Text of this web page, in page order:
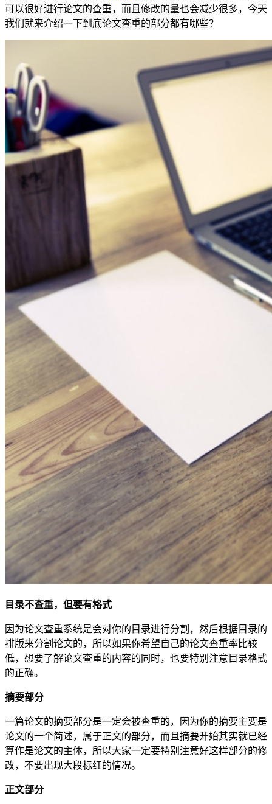
可以很好进行论文的查重，而且修改的量也会减少很多，今天
我们就来介绍一下到底论文查重的部分都有哪些？
目录不查重，但要有格式
因为论文查重系统是会对你的目录进行分割，然后根据目录的
排版来分割论文的，所以如果你希望自己的论文查重率比较
低，想要了解论文查重的内容的同时，也要特别注意目录格式
的正确。
摘要部分
一篇论文的摘要部分是一定会被查重的，因为你的摘要主要是
论文的一个简述，属于正文的部分，而且摘要开始其实就已经
算作是论文的主体，所以大家一定要特别注意好这样部分的修
改，不要出现大段标红的情况。
正文部分